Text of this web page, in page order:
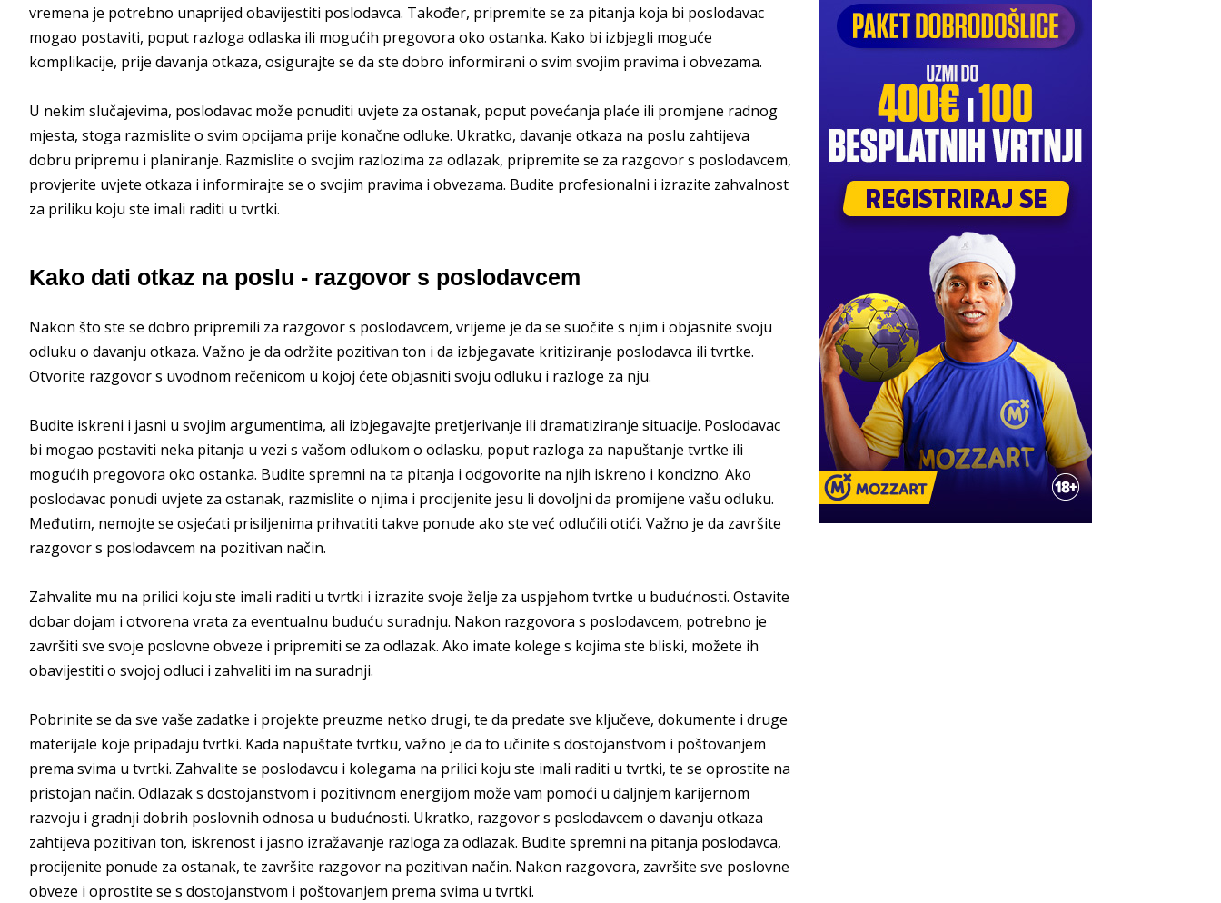
vremena je potrebno unaprijed obavijestiti poslodavca. Također, pripremite se za pitanja koja bi poslodavac
mogao postaviti, poput razloga odlaska ili mogućih pregovora oko ostanka. Kako bi izbjegli moguće
komplikacije, prije davanja otkaza, osigurajte se da ste dobro informirani o svim svojim pravima i obvezama.
U nekim slučajevima, poslodavac može ponuditi uvjete za ostanak, poput povećanja plaće ili promjene radnog
mjesta, stoga razmislite o svim opcijama prije konačne odluke. Ukratko, davanje otkaza na poslu zahtijeva
dobru pripremu i planiranje. Razmislite o svojim razlozima za odlazak, pripremite se za razgovor s poslodavcem,
provjerite uvjete otkaza i informirajte se o svojim pravima i obvezama. Budite profesionalni i izrazite zahvalnost
za priliku koju ste imali raditi u tvrtki.
Kako dati otkaz na poslu - razgovor s poslodavcem
Nakon što ste se dobro pripremili za razgovor s poslodavcem, vrijeme je da se suočite s njim i objasnite svoju
odluku o davanju otkaza. Važno je da održite pozitivan ton i da izbjegavate kritiziranje poslodavca ili tvrtke.
Otvorite razgovor s uvodnom rečenicom u kojoj ćete objasniti svoju odluku i razloge za nju.
Budite iskreni i jasni u svojim argumentima, ali izbjegavajte pretjerivanje ili dramatiziranje situacije. Poslodavac
bi mogao postaviti neka pitanja u vezi s vašom odlukom o odlasku, poput razloga za napuštanje tvrtke ili
mogućih pregovora oko ostanka. Budite spremni na ta pitanja i odgovorite na njih iskreno i koncizno. Ako
poslodavac ponudi uvjete za ostanak, razmislite o njima i procijenite jesu li dovoljni da promijene vašu odluku.
Međutim, nemojte se osjećati prisiljenima prihvatiti takve ponude ako ste već odlučili otići. Važno je da završite
razgovor s poslodavcem na pozitivan način.
Zahvalite mu na prilici koju ste imali raditi u tvrtki i izrazite svoje želje za uspjehom tvrtke u budućnosti. Ostavite
dobar dojam i otvorena vrata za eventualnu buduću suradnju. Nakon razgovora s poslodavcem, potrebno je
završiti sve svoje poslovne obveze i pripremiti se za odlazak. Ako imate kolege s kojima ste bliski, možete ih
obavijestiti o svojoj odluci i zahvaliti im na suradnji.
Pobrinite se da sve vaše zadatke i projekte preuzme netko drugi, te da predate sve ključeve, dokumente i druge
materijale koje pripadaju tvrtki. Kada napuštate tvrtku, važno je da to učinite s dostojanstvom i poštovanjem
prema svima u tvrtki. Zahvalite se poslodavcu i kolegama na prilici koju ste imali raditi u tvrtki, te se oprostite na
pristojan način. Odlazak s dostojanstvom i pozitivnom energijom može vam pomoći u daljnjem karijernom
razvoju i gradnji dobrih poslovnih odnosa u budućnosti. Ukratko, razgovor s poslodavcem o davanju otkaza
zahtijeva pozitivan ton, iskrenost i jasno izražavanje razloga za odlazak. Budite spremni na pitanja poslodavca,
procijenite ponude za ostanak, te završite razgovor na pozitivan način. Nakon razgovora, završite sve poslovne
obveze i oprostite se s dostojanstvom i poštovanjem prema svima u tvrtki.